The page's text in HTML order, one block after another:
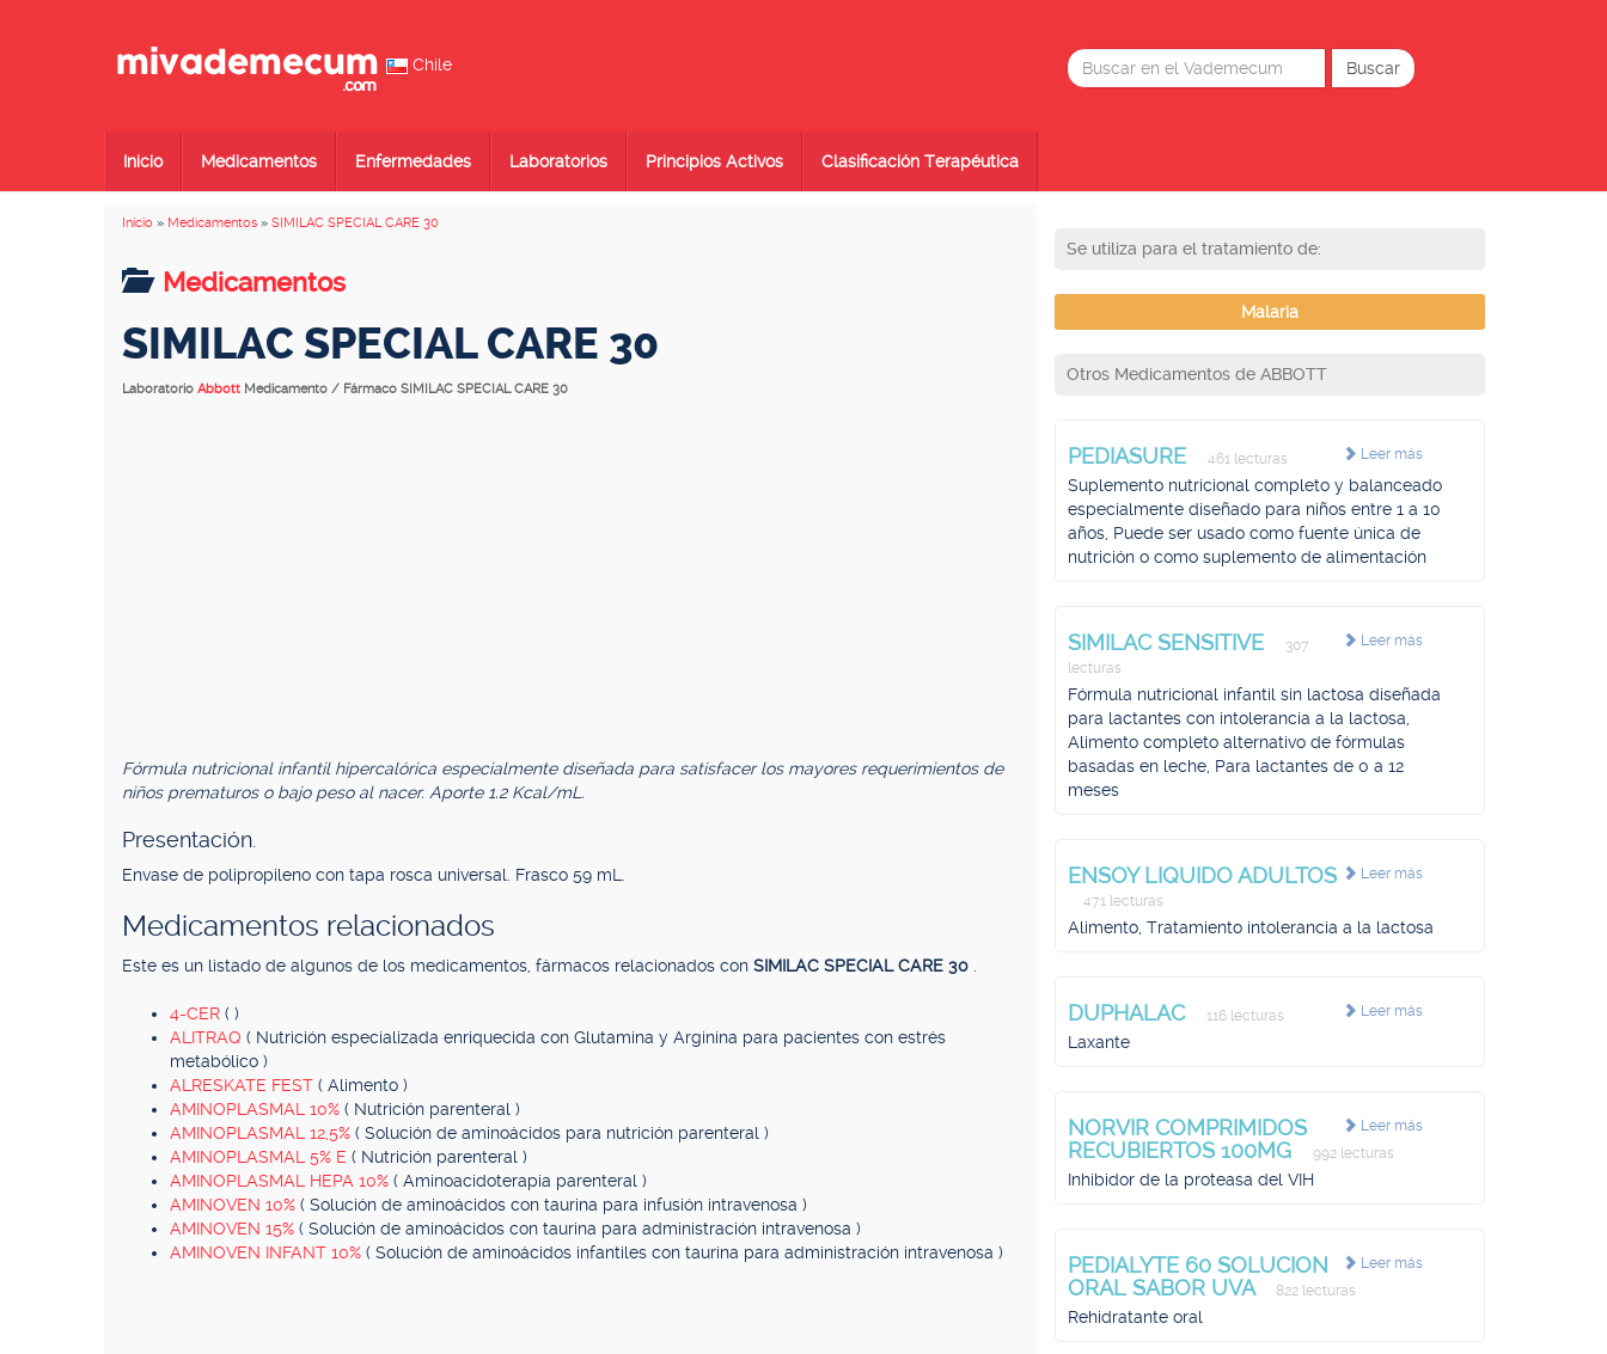
Chile
Inicio Medicamentos Enfermedades Laboratorios Principios Activos Clasificación Terapéutica
Inicio » Medicamentos » SIMILAC SPECIAL CARE 30
Medicamentos
SIMILAC SPECIAL CARE 30
Laboratorio Abbott Medicamento / Fármaco SIMILAC SPECIAL CARE 30
Fórmula nutricional infantil hipercalórica especialmente diseñada para satisfacer los mayores requerimientos de
niños prematuros o bajo peso al nacer. Aporte 1.2 Kcal/mL.
Presentación.
Envase de polipropileno con tapa rosca universal. Frasco 59 mL.
Medicamentos relacionados
Este es un listado de algunos de los medicamentos, fármacos relacionados con SIMILAC SPECIAL CARE 30
4-CER ( )
ALITRAQ ( Nutrición especializada enriquecida con Glutamina y Arginina para pacientes con estrés
metabólico )
ALRESKATE FEST ( Alimento )
AMINOPLASMAL 10% ( Nutrición parenteral )
AMINOPLASMAL 12,5% ( Solución de aminoácidos para nutrición parenteral )
AMINOPLASMAL 5% E ( Nutrición parenteral )
AMINOPLASMAL HEPA 10% ( Aminoacidoterapia parenteral )
AMINOVEN 10% ( Solución de aminoácidos con taurina para infusión intravenosa )
AMINOVEN 15% ( Solución de aminoácidos con taurina para administración intravenosa )
AMINOVEN INFANT 10% ( Solución de aminoácidos infantiles con taurina para administración intravenosa )
Se utiliza para el tratamiento de:
Malaria
Otros Medicamentos de ABBOTT
Leer más
PEDIASURE 461 lecturas
Suplemento nutricional completo y balanceado
especialmente diseñado para niños entre 1 a 10
años, Puede ser usado como fuente única de
nutrición o como suplemento de alimentación
Leer más
SIMILAC SENSITIVE
307
lecturas
Fórmula nutricional infantil sin lactosa diseñada
para lactantes con intolerancia a la lactosa,
Alimento completo alternativo de fórmulas
basadas en leche, Para lactantes de 0 a 12
meses
Leer más
ENSOY LIQUIDO ADULTOS
471 lecturas
Alimento, Tratamiento intolerancia a la lactosa
Leer más
DUPHALAC 116 lecturas
Laxante
Leer más
NORVIR COMPRIMIDOS
RECUBIERTOS 100MG
992 lecturas
Inhibidor de la proteasa del VIH
Leer más
PEDIALYTE 60 SOLUCION
ORAL SABOR UVA
822 lecturas
Rehidratante oral